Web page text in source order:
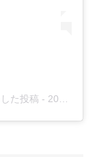
た投稿 - 2020年 9月月2日午後7時32分PDT